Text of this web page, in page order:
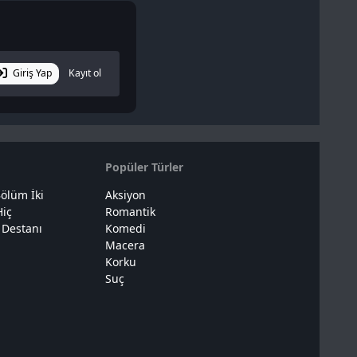
Giriş Yap Kayıt ol
İki
Popüler Türler
Aksiyon
Romantik
Komedi
Macera
Korku
Suç